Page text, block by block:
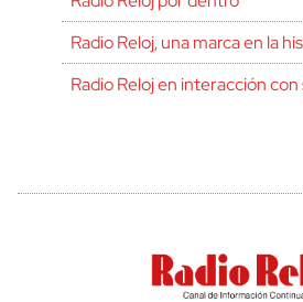
Radio Reloj, una marca en la
Radio Reloj en interacción